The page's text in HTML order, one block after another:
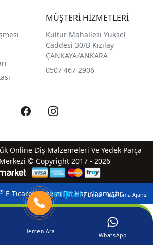
MÜŞTERİ HİZMETLERİ
Kültür Mahallesi Yüksel
Caddesi 30/B Kızılay
ÇANKAYA/ANKARA
0507 467 2906
Online Diş Malzemeleri Ve Yedek Parça
© Copyright 2017 - 2026
E-Ticaret Sistemiİle Hazırlanmıştır.
qreatedijital| Dijital Pazarlama Ajansı
Hemen Ara
WhatsApp